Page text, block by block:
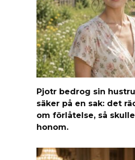
Pjotr bedrog sin
säker på en sak: det
om förlåtelse, så
honom.